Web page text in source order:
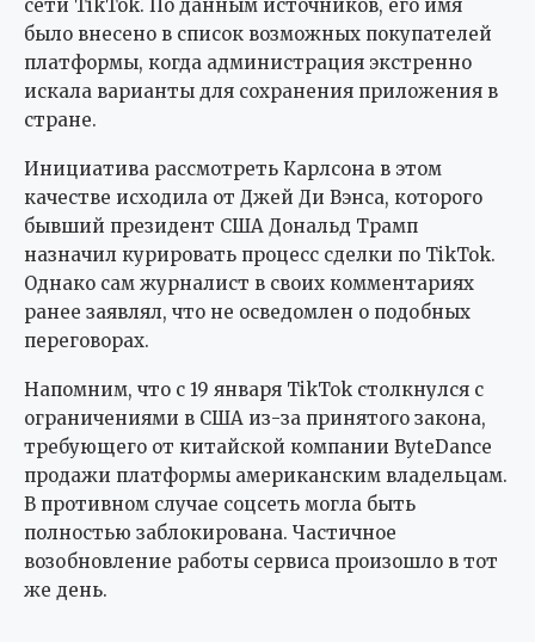
сети TikTok. По данным источников, его имя
было внесено в список возможных покупателей
платформы, когда администрация экстренно
искала варианты для сохранения приложения в
стране.
Инициатива рассмотреть Карлсона в этом
качестве исходила от Джей Ди Вэнса, которого
бывший президент США Дональд Трамп
назначил курировать процесс сделки по TikTok.
Однако сам журналист в своих комментариях
ранее заявлял, что не осведомлен о подобных
переговорах.
Напомним, что с 19 января TikTok столкнулся с
ограничениями в США из-за принятого закона,
требующего от китайской компании ByteDance
продажи платформы американским владельцам.
В противном случае соцсеть могла быть
полностью заблокирована. Частичное
возобновление работы сервиса произошло в тот
же день.